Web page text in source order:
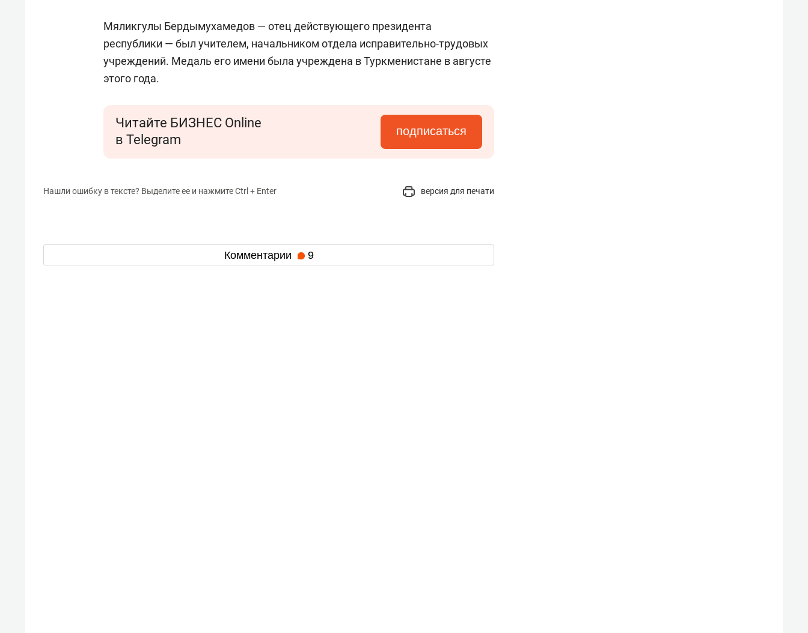
Мяликгулы Бердымухамедов — отец действующего президента
республики — был учителем, начальником отдела исправительно-трудовых
учреждений. Медаль его имени была учреждена в Туркменистане в августе
этого года.
Читайте БИЗНЕС Online
в Telegram
подписаться
Нашли ошибку в тексте? Выделите ее и нажмите Ctrl + Enter версия для печати
Комментарии 9